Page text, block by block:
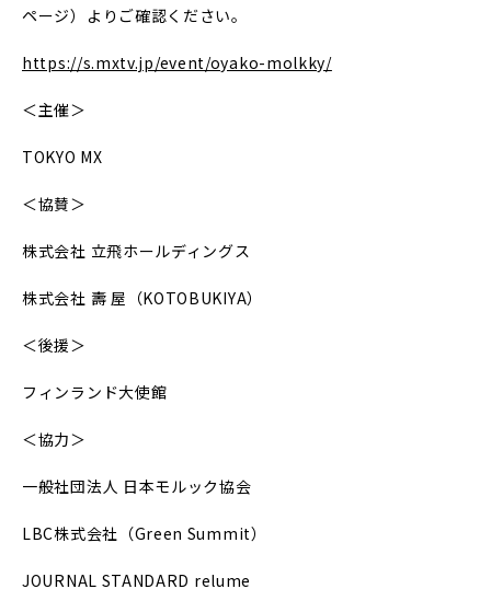
ページ）よりご確認ください。
https://s.mxtv.jp/event/oyako-molkky/
＜主催＞
TOKYO MX
＜協賛＞
株式会社 立飛ホールディングス
株式会社 壽 屋（KOTOBUKIYA）
＜後援＞
フィンランド大使館
＜協力＞
一般社団法人 日本モルック協会
LBC株式会社（Green Summit）
JOURNAL STANDARD relume